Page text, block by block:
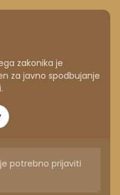
zakonika je
za javno spodbujanje